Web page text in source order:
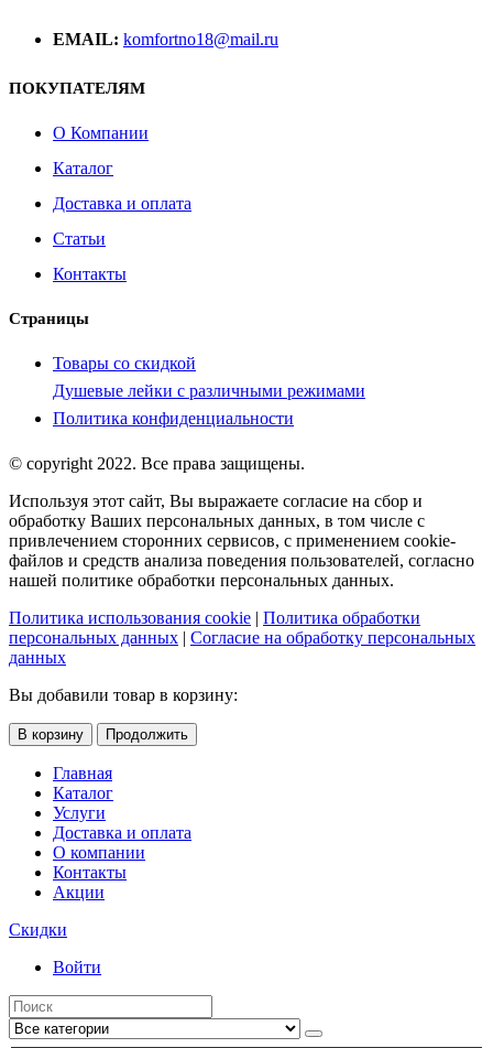
EMAIL: komfortno18@mail.ru
ПОКУПАТЕЛЯМ
О Компании
Каталог
Доставка и оплата
Статьи
Контакты
Страницы
Товары со скидкой
Душевые лейки с различными режимами
Политика конфиденциальности
© copyright 2022. Все права защищены.
Используя этот сайт, Вы выражаете согласие на сбор и
обработку Ваших персональных данных, в том числе с
привлечением сторонних сервисов, с применением cookie-
файлов и средств анализа поведения пользователей, согласно
нашей политике обработки персональных данных.
Политика использования cookie | Политика обработки
персональных данных | Согласие на обработку персональных
данных
Вы добавили товар в корзину:
В корзину Продолжить
Главная
Каталог
Услуги
Доставка и оплата
О компании
Контакты
Акции
Скидки
Войти